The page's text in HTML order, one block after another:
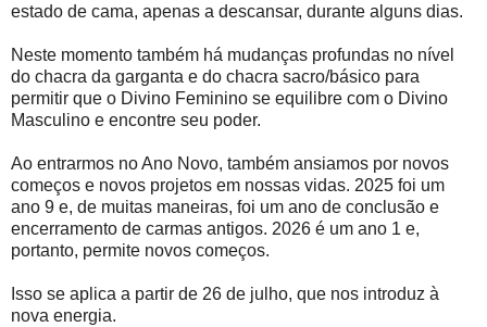
estado de cama, apenas a descansar, durante alguns dias.
Neste momento também há mudanças profundas no nível
do chacra da garganta e do chacra sacro/básico para
permitir que o Divino Feminino se equilibre com o Divino
Masculino e encontre seu poder.
Ao entrarmos no Ano Novo, também ansiamos por novos
começos e novos projetos em nossas vidas. 2025 foi um
ano 9 e, de muitas maneiras, foi um ano de conclusão e
encerramento de carmas antigos. 2026 é um ano 1 e,
portanto, permite novos começos.
Isso se aplica a partir de 26 de julho, que nos introduz à
nova energia.